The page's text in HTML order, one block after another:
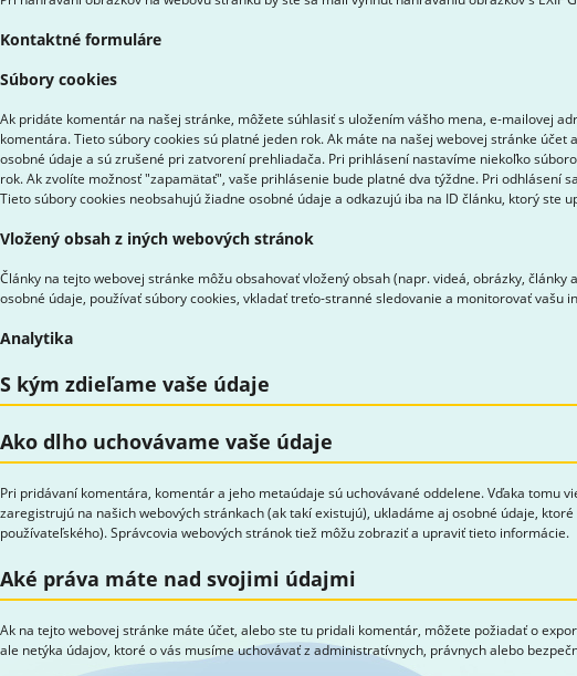
Kontaktné formuláre
Súbory cookies
Ak pridáte komentár na našej stránke, môžete súhlasiť s uložením vášho mena, e-mailovej
komentára. Tieto súbory cookies sú platné jeden rok. Ak máte na našej webovej stránke
osobné údaje a sú zrušené pri zatvorení prehliadača. Pri prihlásení nastavíme niekoľko
rok. Ak zvolíte možnosť "zapamätať", vaše prihlásenie bude platné dva týždne. Pri odhlásení
Tieto súbory cookies neobsahujú žiadne osobné údaje a odkazujú iba na ID článku, ktorý ste
Vložený obsah z iných webových stránok
Články na tejto webovej stránke môžu obsahovať vložený obsah (napr. videá, obrázky,
osobné údaje, používať súbory cookies, vkladať treťo-stranné sledovanie a monitorovať
Analytika
S kým zdieľame vaše údaje
Ako dlho uchovávame vaše údaje
Pri pridávaní komentára, komentár a jeho metaúdaje sú uchovávané oddelene. Vďaka tomu
zaregistrujú na našich webových stránkach (ak takí existujú), ukladáme aj osobné údaje,
používateľského). Správcovia webových stránok tiež môžu zobraziť a upraviť tieto informácie.
Aké práva máte nad svojimi údajmi
Ak na tejto webovej stránke máte účet, alebo ste tu pridali komentár, môžete požiadať o
ale netýka údajov, ktoré o vás musíme uchovávať z administratívnych, právnych alebo